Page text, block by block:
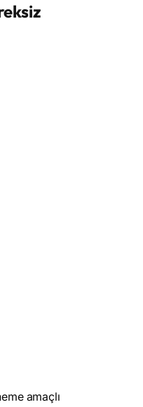
amaçlı